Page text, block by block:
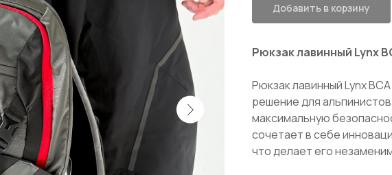
Добавить в корзину
Рюкзак лавинный Lynx
Рюкзак лавинный Lynx
решение для
максимальную
сочетает в себе
что делает его